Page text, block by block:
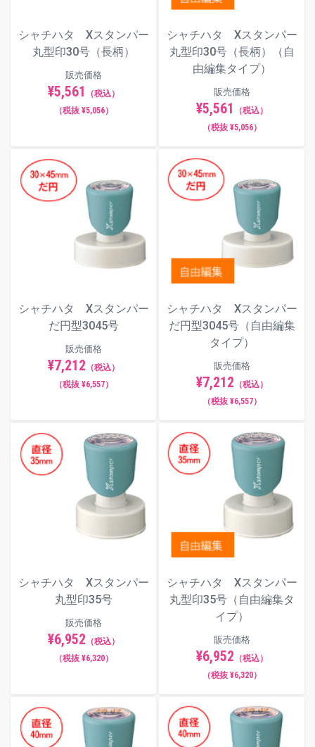
シャチハタ Xスタンパー
丸型印30号（長柄）
販売価格
¥5,561
（税込）
（税抜 ¥5,056）
シャチハタ Xスタンパー
丸型印30号（長柄）（自
由編集タイプ）
販売価格
¥5,561
（税込）
（税抜 ¥5,056）
シャチハタ Xスタンパー
だ円型3045号
販売価格
¥7,212 （税込）
（税抜 ¥6,557）
シャチハタ Xスタンパー
だ円型3045号（自由編集
タイプ）
販売価格
¥7,212 （税込）
（税抜 ¥6,557）
シャチハタ Xスタンパー
丸型印35号
販売価格
¥6,952 （税込）
（税抜 ¥6,320）
シャチハタ Xスタンパー
丸型印35号（自由編集タ
イプ）
販売価格
¥6,952 （税込）
（税抜 ¥6,320）